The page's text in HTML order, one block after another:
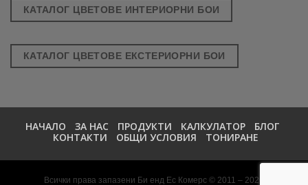
КАТАЛОГ ЦВЕТОВЕ ИНТЕРИОРНИ БОИ
КАТАЛОГ ЦВЕТОВЕ ЕКСТЕРИОРНИ БОИ
НАЧАЛО ЗА НАС ПРОДУКТИ КАЛКУЛАТОР
БЛОГ
КОНТАКТИ
ОБЩИ УСЛОВИЯ ТОНИРАНЕ
Всички права запазени Би енд Ес Комерс © 2011 – 2026